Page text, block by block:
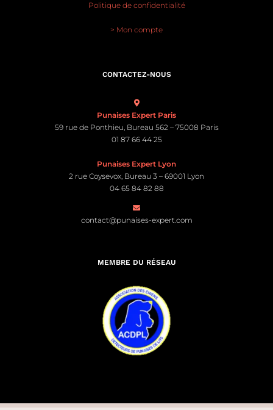
Politique de confidentialité
> Mon compte
CONTACTEZ-NOUS
Punaises Expert Paris
59 rue de Ponthieu, Bureau 562 – 75008 Paris
01 87 66 44 25
Punaises Expert Lyon
2 rue Coysevox, Bureau 3 – 69001 Lyon
04 65 84 82 88
contact@punaises-expert.com
MEMBRE DU RÉSEAU